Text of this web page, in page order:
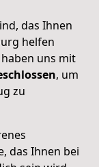
das Ihnen
helfen
uns mit
, um
zu
das Ihnen bei